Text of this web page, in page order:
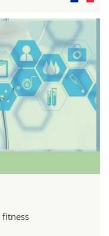
fitness